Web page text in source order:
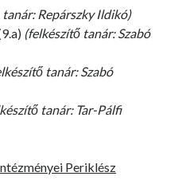
Repárszky Ildikó)
(felkészítő tanár: Szabó
tanár: Szabó
tanár: Tar-Pálfi
Periklész